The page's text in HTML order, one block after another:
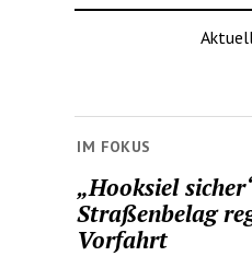
IM FOKUS
„Hooksiel
Straßenbelag
Vorfahrt